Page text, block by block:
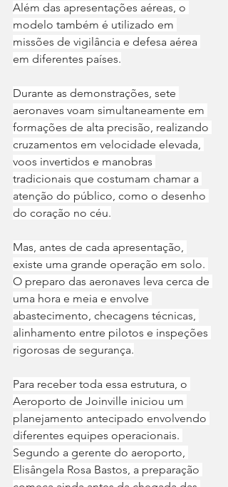
Além das apresentações aéreas, o
modelo também é utilizado em
missões de vigilância e defesa aérea
em diferentes países.
Durante as demonstrações, sete
aeronaves voam simultaneamente em
formações de alta precisão, realizando
cruzamentos em velocidade elevada,
voos invertidos e manobras
tradicionais que costumam chamar a
atenção do público, como o desenho
do coração no céu.
Mas, antes de cada apresentação,
existe uma grande operação em solo.
O preparo das aeronaves leva cerca de
uma hora e meia e envolve
abastecimento, checagens técnicas,
alinhamento entre pilotos e inspeções
rigorosas de segurança.
Para receber toda essa estrutura, o
Aeroporto de Joinville iniciou um
planejamento antecipado envolvendo
diferentes equipes operacionais.
Segundo a gerente do aeroporto,
Elisângela Rosa Bastos, a preparação